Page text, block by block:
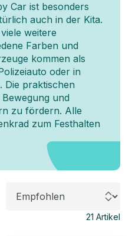
Car ist besonders
auch in der Kita.
weitere
Farben und
kommen als
oder in
Die praktischen
und
zu fördern. Alle
zum Festhalten
So haben kleine
Fahrspaß.
21 Artikel